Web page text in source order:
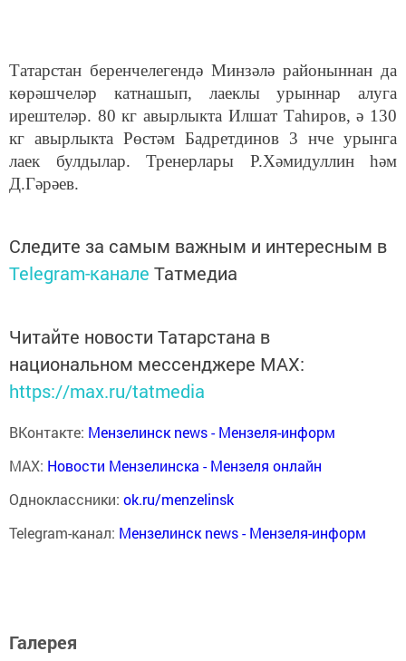
Татарстан беренчелегендә Минзәлә районыннан да
көрәшчеләр катнашып, лаеклы урыннар алуга
ирештеләр. 80 кг авырлыкта Илшат Таһиров, ә 130
кг авырлыкта Рөстәм Бадретдинов 3 нче урынга
лаек булдылар. Тренерлары Р.Хәмидуллин һәм
Д.Гәрәев.
Следите за самым важным и интересным в
Telegram-канале Татмедиа
Читайте новости Татарстана в
национальном мессенджере MАХ:
https://max.ru/tatmedia
ВКонтакте: Мензелинск news - Мензеля-информ
MAX: Новости Мензелинска - Мензеля онлайн
Одноклассники: ok.ru/menzelinsk
Telegram-канал: Мензелинск news - Мензеля-информ
Галерея